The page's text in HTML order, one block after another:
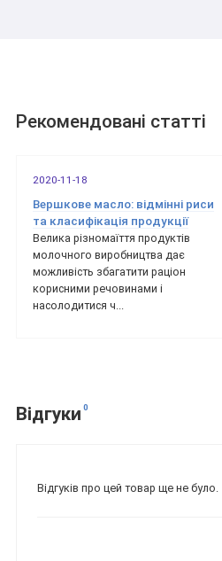
Рекомендовані статті
2020-11-18
Вершкове масло: відмінні риси
та класифікація продукції
Велика різномаїття продуктів
молочного виробництва дає
можливість збагатити раціон
корисними речовинами і
насолодитися ч...
Відгуки 0
Відгуків про цей товар ще не було.